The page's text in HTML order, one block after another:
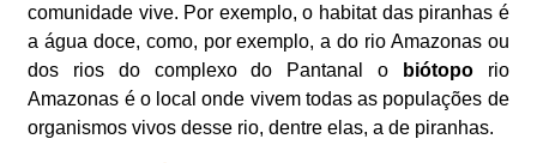
comunidade vive. Por exemplo, o habitat das piranhas é
a água doce, como, por exemplo, a do rio Amazonas ou
dos rios do complexo do Pantanal o
biótoporio
Amazonas é o local onde vivem todas as populações de
organismos vivos desse rio, dentre elas, a de piranhas.